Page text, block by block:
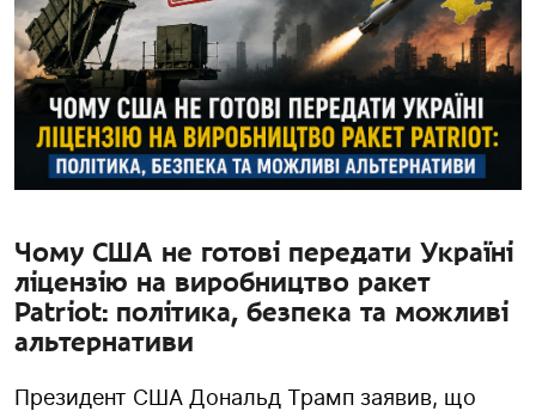
Чому США не готові передати Україні
ліцензію на виробництво ракет
Patriot: політика, безпека та можливі
альтернативи
Президент США Дональд Трамп заявив, що